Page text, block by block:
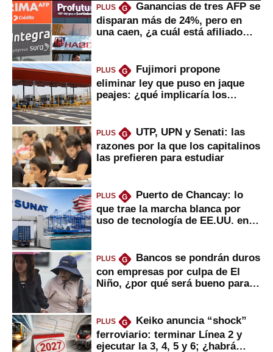
PLUS G
Ganancias de tres AFP se
disparan más de 24%, pero en
una caen, ¿a cuál está afiliado
PLUS G
Fujimori propone
eliminar ley que puso en jaque
peajes: ¿qué implicaría los
PLUS G
UTP, UPN y Senati: las
razones por la que los capitalinos
las prefieren para estudiar
PLUS G
Puerto de Chancay: lo
que trae la marcha blanca por
uso de tecnología de EE.UU. en
PLUS G
Bancos se pondrán duros
con empresas por culpa de El
Niño, ¿por qué será bueno para
PLUS G
Keiko anuncia “shock”
ferroviario: terminar Línea 2 y
ejecutar la 3, 4, 5 y 6; ¿habrá